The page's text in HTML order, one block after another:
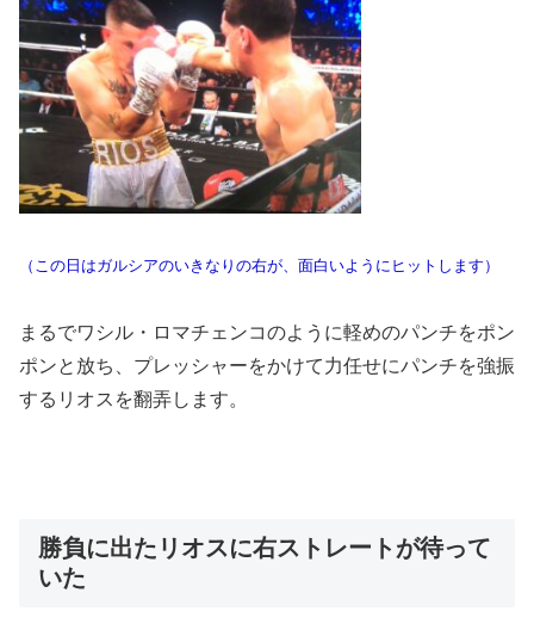
（この日はガルシアのいきなりの右が、面白いようにヒットします）
まるでワシル・ロマチェンコのように軽めのパンチをポン
ポンと放ち、プレッシャーをかけて力任せにパンチを強振
するリオスを翻弄します。
勝負に出たリオスに右ストレートが待って
いた